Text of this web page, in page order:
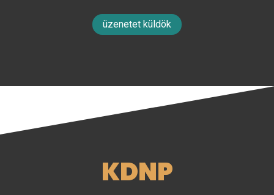
üzenetet küldök
KDNP